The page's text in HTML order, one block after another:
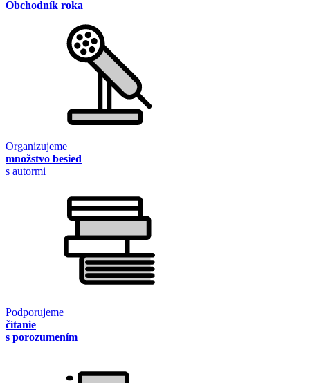
Obchodník roka
Organizujeme
množstvo besied
s autormi
Podporujeme
čítanie
s porozumením